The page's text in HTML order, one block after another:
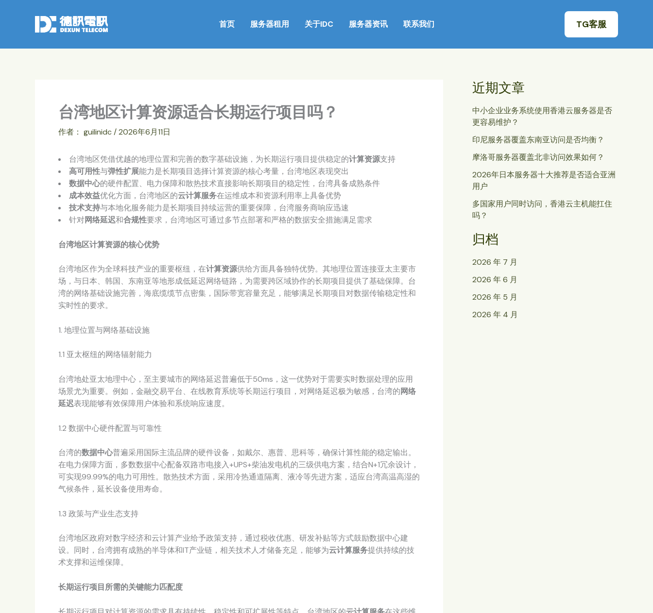
首页 服务器租用 关于IDC 服务器资讯 联系我们 TG客服
台湾地区计算资源适合长期运行项目吗？
作者： guilinidc /2026年6月11日
台湾地区凭借优越的地理位置和完善的数字基础设施，为长期运行项目提供稳定的计算资源支持
高可用性与弹性扩展能力是长期项目选择计算资源的核心考量，台湾地区表现突出
数据中心的硬件配置、电力保障和散热技术直接影响长期项目的稳定性，台湾具备成熟条件
成本效益优化方面，台湾地区的云计算服务在运维成本和资源利用率上具备优势
技术支持与本地化服务能力是长期项目持续运营的重要保障，台湾服务商响应迅速
针对网络延迟和合规性要求，台湾地区可通过多节点部署和严格的数据安全措施满足需求
台湾地区计算资源的核心优势
台湾地区作为全球科技产业的重要枢纽，在计算资源供给方面具备独特优势。其地理位置连接亚太主要市
场，与日本、韩国、东南亚等地形成低延迟网络链路，为需要跨区域协作的长期项目提供了基础保障。台
湾的网络基础设施完善，海底缆缆节点密集，国际带宽容量充足，能够满足长期项目对数据传输稳定性和
实时性的要求。
1. 地理位置与网络基础设施
1.1 亚太枢纽的网络辐射能力
台湾地处亚太地理中心，至主要城市的网络延迟普遍低于50ms，这一优势对于需要实时数据处理的应用
场景尤为重要。例如，金融交易平台、在线教育系统等长期运行项目，对网络延迟极为敏感，台湾的网络
延迟表现能够有效保障用户体验和系统响应速度。
1.2 数据中心硬件配置与可靠性
台湾的数据中心普遍采用国际主流品牌的硬件设备，如戴尔、惠普、思科等，确保计算性能的稳定输出。
在电力保障方面，多数数据中心配备双路市电接入+UPS+柴油发电机的三级供电方案，结合N+1冗余设计，
可实现99.99%的电力可用性。散热技术方面，采用冷热通道隔离、液冷等先进方案，适应台湾高温高湿的
气候条件，延长设备使用寿命。
1.3 政策与产业生态支持
台湾地区政府对数字经济和云计算产业给予政策支持，通过税收优惠、研发补贴等方式鼓励数据中心建
设。同时，台湾拥有成熟的半导体和IT产业链，相关技术人才储备充足，能够为云计算服务提供持续的技
术支撑和运维保障。
长期运行项目所需的关键能力匹配度
近期文章
中小企业业务系统使用香港云服务器是否
更容易维护？
印尼服务器覆盖东南亚访问是否均衡？
摩洛哥服务器覆盖北非访问效果如何？
2026年日本服务器十大推荐是否适合亚洲
用户
多国家用户同时访问，香港云主机能扛住
吗？
归档
2026 年 7 月
2026 年 6 月
2026 年 5 月
2026 年 4 月